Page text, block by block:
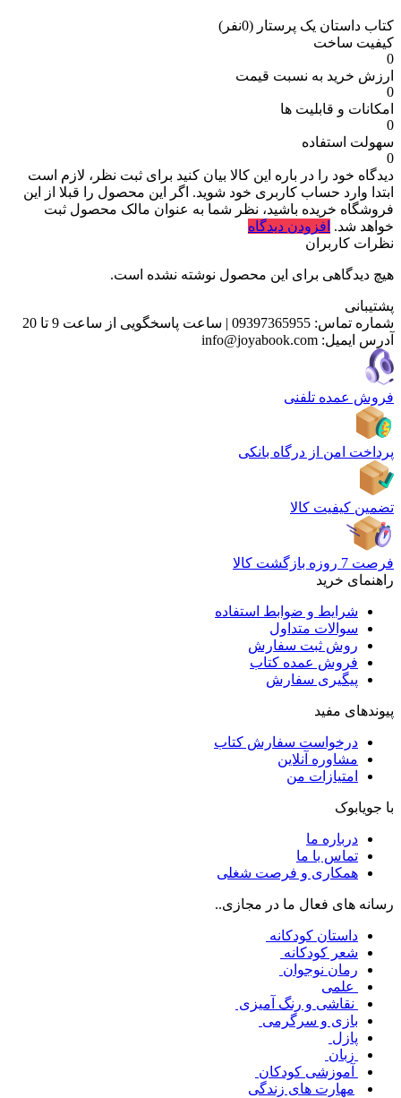
کتاب داستان یک پرستار (0نفر)
کیفیت ساخت
0
ارزش خرید به نسبت قیمت
0
امکانات و قابلیت ها
0
سهولت استفاده
0
دیدگاه خود را در باره این کالا بیان کنید برای ثبت نظر، لازم است
ابتدا وارد حساب کاربری خود شوید. اگر این محصول را قبلا از این
فروشگاه خریده باشید، نظر شما به عنوان مالک محصول ثبت
خواهد شد. افزودن دیدگاه
نظرات کاربران
هیچ دیدگاهی برای این محصول نوشته نشده است.
پشتیبانی
شماره تماس: 09397365955
| ساعت پاسخگویی از ساعت 9 تا 20
آدرس ایمیل: info@joyabook.com
فروش عمده تلفنی
پرداخت امن از درگاه بانکی
تضمین کیفیت کالا
فرصت 7 روزه بازگشت کالا
راهنمای خرید
شرایط و ضوابط استفاده
سوالات متداول
روش ثبت سفارش
فروش عمده کتاب
پیگیری سفارش
پیوندهای مفید
درخواست سفارش کتاب
مشاوره آنلاین
امتیازات من
با جویابوک
درباره ما
تماس با ما
همکاری و فرصت شغلی
رسانه های فعال ما در مجازی..
داستان کودکانه
شعر کودکانه
رمان نوجوان
علمی
نقاشی و رنگ آمیزی
بازی و سرگرمی
پازل
زبان
آموزشی کودکان
مهارت های زندگی